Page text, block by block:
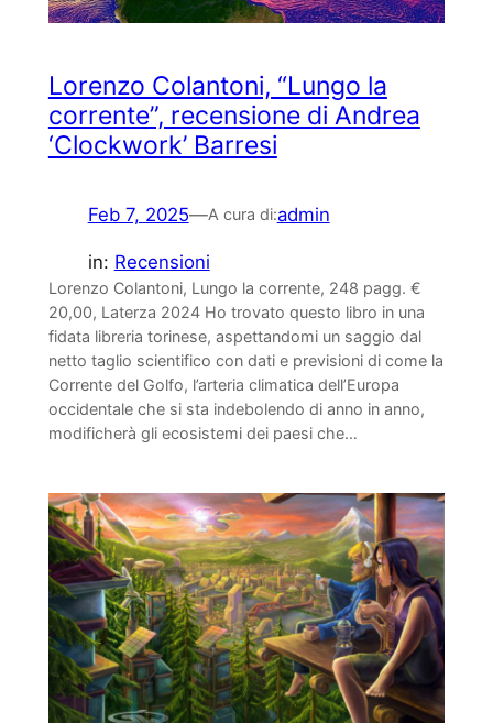
Lorenzo Colantoni, “Lungo la
corrente”, recensione di Andrea
‘Clockwork’ Barresi
Feb 7, 2025—A cura di:admin
in: Recensioni
Lorenzo Colantoni, Lungo la corrente, 248 pagg. €
20,00, Laterza 2024 Ho trovato questo libro in una
fidata libreria torinese, aspettandomi un saggio dal
netto taglio scientifico con dati e previsioni di come la
Corrente del Golfo, l’arteria climatica dell’Europa
occidentale che si sta indebolendo di anno in anno,
modificherà gli ecosistemi dei paesi che…